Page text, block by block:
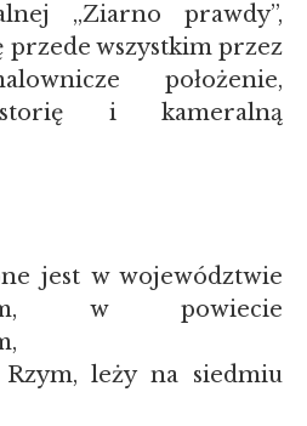
„Ziarno prawdy”,
przede wszystkim przez
położenie,
i kameralną
jest w województwie
w powiecie
leży na siedmiu